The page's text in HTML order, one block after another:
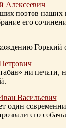
Алексеевич
поэтов наших
его
Горький
ни печати,
Васильевич
его